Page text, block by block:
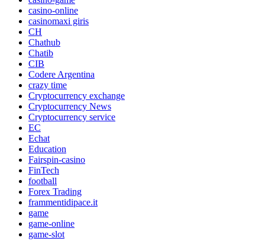
casino-online
casinomaxi giris
CH
Chathub
Chatib
CIB
Codere Argentina
crazy time
Cryptocurrency exchange
Cryptocurrency News
Cryptocurrency service
EC
Echat
Education
Fairspin-casino
FinTech
football
Forex Trading
frammentidipace.it
game
game-online
game-slot